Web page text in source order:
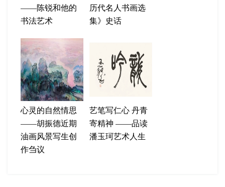
——陈锐和他的
书法艺术
历代名人书画选
集》史话
心灵的自然情思
——胡振德近期
油画风景写生创
作刍议
艺笔写仁心 丹青
寄精神 ——品读
潘玉珂艺术人生